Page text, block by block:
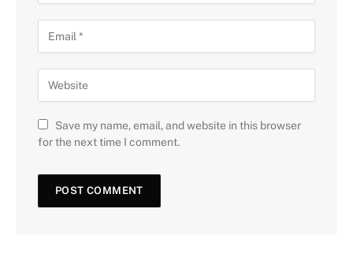
Save my name, email, and website in this browser
for the next time I comment.